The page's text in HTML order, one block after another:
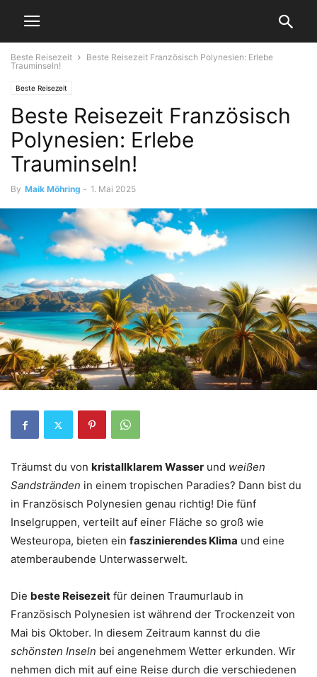
Beste Reisezeit
Beste Reisezeit Französisch Polynesien: Erlebe
Trauminseln!
Beste Reisezeit
Beste Reisezeit Französisch
Polynesien: Erlebe
Trauminseln!
By Maik Möhring - 1. Mai 2025
Träumst du von kristallklarem Wasser und weißen
Sandstränden in einem tropischen Paradies? Dann bist du
in Französisch Polynesien genau richtig! Die fünf
Inselgruppen, verteilt auf einer Fläche so groß wie
Westeuropa, bieten ein faszinierendes Klima und eine
atemberaubende Unterwasserwelt.
Die beste Reisezeit für deinen Traumurlaub in
Französisch Polynesien ist während der Trockenzeit von
Mai bis Oktober. In diesem Zeitraum kannst du die
schönsten Inseln bei angenehmem Wetter erkunden. Wir
nehmen dich mit auf eine Reise durch die verschiedenen